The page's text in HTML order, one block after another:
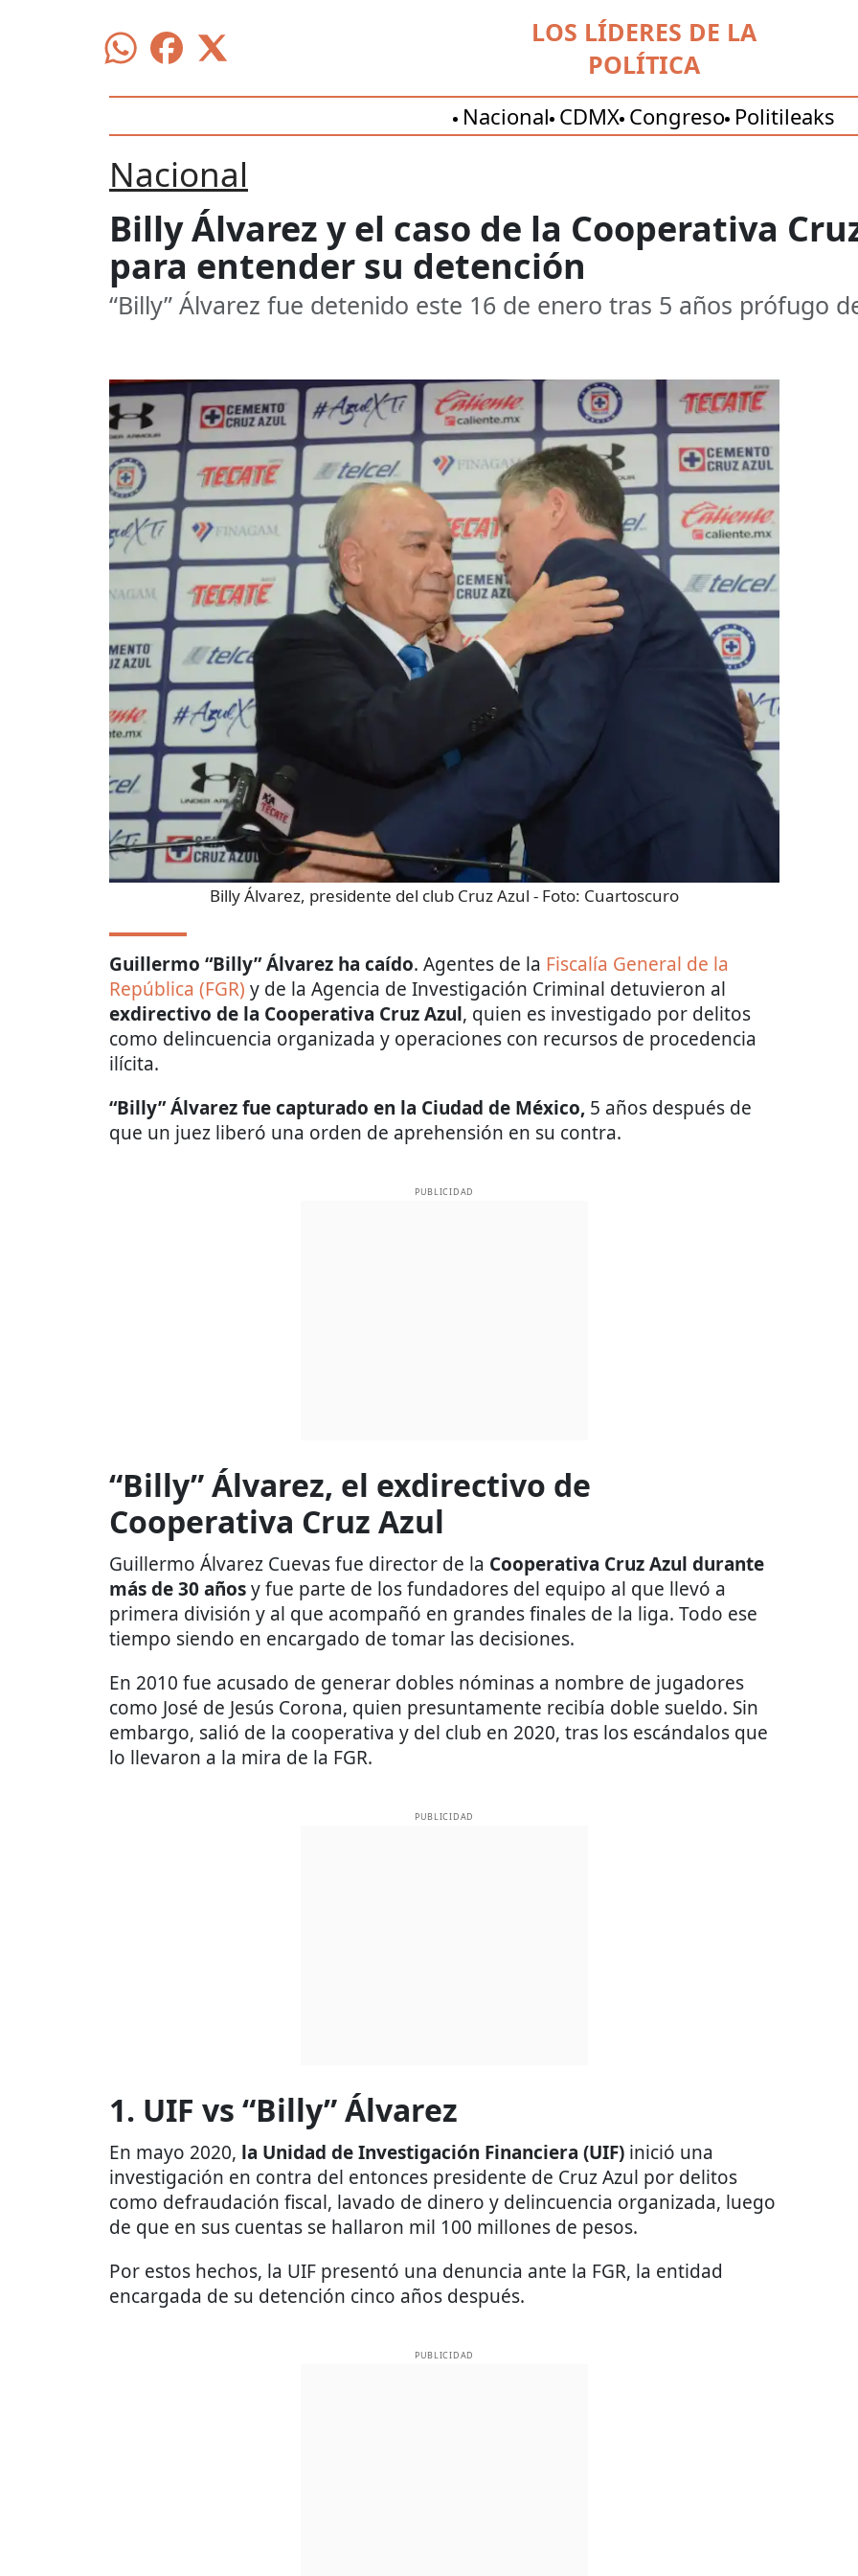
LOS LÍDERES DE LA
POLÍTICA
Nacional CDMX Congreso Politileaks
Nacional
Billy Álvarez y el caso de la Cooperativa
para entender su detención
“Billy” Álvarez fue detenido este 16 de enero tras 5 años prófugo
Billy Álvarez, presidente del club Cruz Azul - Foto: Cuartoscuro
Guillermo “Billy” Álvarez ha caído. Agentes de la Fiscalía General de la
República (FGR) y de la Agencia de Investigación Criminal detuvieron al
exdirectivo de la Cooperativa Cruz Azul, quien es investigado por delitos
como delincuencia organizada y operaciones con recursos de procedencia
ilícita.
“Billy” Álvarez fue capturado en la Ciudad de México, 5 años después de
que un juez liberó una orden de aprehensión en su contra.
PUBLICIDAD
“Billy” Álvarez, el exdirectivo de
Cooperativa Cruz Azul
Guillermo Álvarez Cuevas fue director de la Cooperativa Cruz Azul durante
más de 30 añosy fue parte de los fundadores del equipo al que llevó a
primera división y al que acompañó en grandes finales de la liga. Todo ese
tiempo siendo en encargado de tomar las decisiones.
En 2010 fue acusado de generar dobles nóminas a nombre de jugadores
como José de Jesús Corona, quien presuntamente recibía doble sueldo. Sin
embargo, salió de la cooperativa y del club en 2020, tras los escándalos que
lo llevaron a la mira de la FGR.
PUBLICIDAD
1. UIF vs “Billy” Álvarez
En mayo 2020, la Unidad de Investigación Financiera (UIF) inició una
investigación en contra del entonces presidente de Cruz Azul por delitos
como defraudación fiscal, lavado de dinero y delincuencia organizada, luego
de que en sus cuentas se hallaron mil 100 millones de pesos.
Por estos hechos, la UIF presentó una denuncia ante la FGR, la entidad
encargada de su detención cinco años después.
PUBLICIDAD